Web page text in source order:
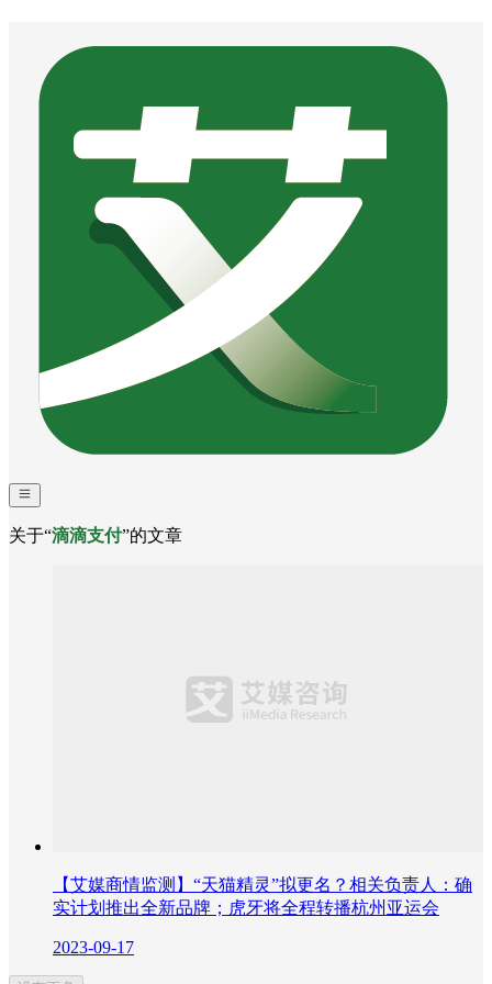
关于“滴滴支付”的文章
【艾媒商情监测】“天猫精灵”拟更名？相关负责人：确
实计划推出全新品牌；虎牙将全程转播杭州亚运会
2023-09-17